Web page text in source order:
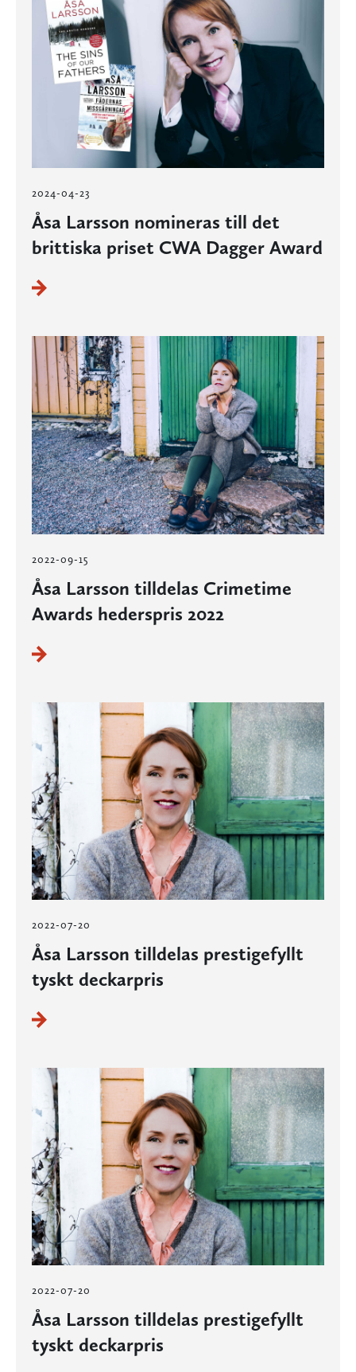
2024-04-23
Åsa Larsson nomineras till det
brittiska priset CWA Dagger Award
2022-09-15
Åsa Larsson tilldelas Crimetime
Awards hederspris 2022
2022-07-20
Åsa Larsson tilldelas prestigefyllt
tyskt deckarpris
2022-07-20
Åsa Larsson tilldelas prestigefyllt
tyskt deckarpris